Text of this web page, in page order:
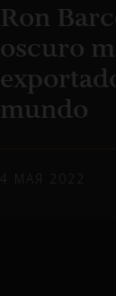
Ron
oscuro
mundo
4 МАЯ 2022